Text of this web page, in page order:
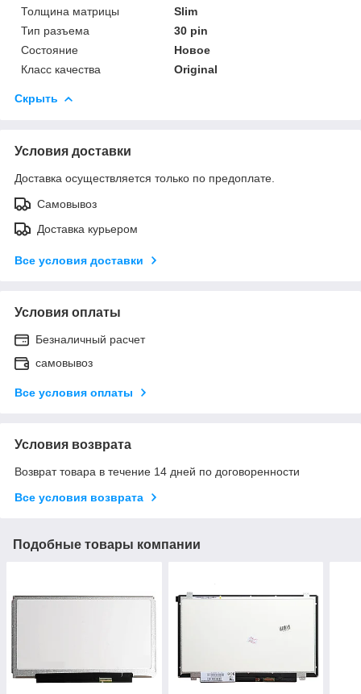
Толщина матрицы
Slim
Тип разъема
30 pin
Состояние
Новое
Класс качества
Original
Скрыть
Условия доставки
Доставка осуществляется только по предоплате.
Самовывоз
Доставка курьером
Все условия доставки
Условия оплаты
Безналичный расчет
самовывоз
Все условия оплаты
Условия возврата
Возврат товара в течение 14 дней по договоренности
Все условия возврата
Подобные товары компании